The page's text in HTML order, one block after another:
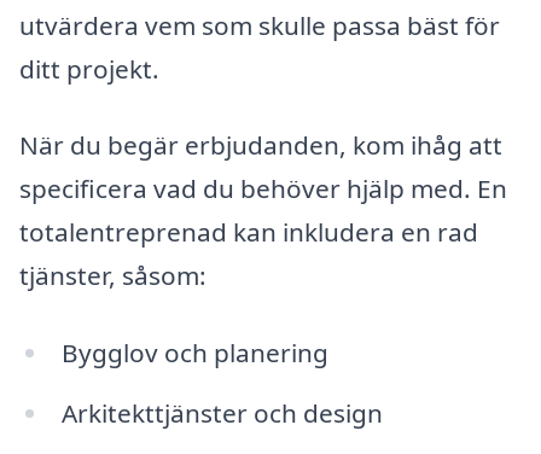
utvärdera vem som skulle passa bäst för
ditt projekt.
När du begär erbjudanden, kom ihåg att
specificera vad du behöver hjälp med. En
totalentreprenad kan inkludera en rad
tjänster, såsom:
Bygglov och planering
Arkitekttjänster och design